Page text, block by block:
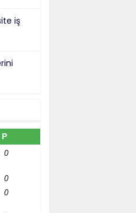
iş
P
0
0
0